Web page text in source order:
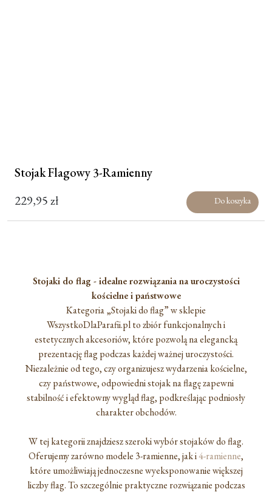
Stojak Flagowy 3-Ramienny
229,95zł Do koszyka
Stojaki do flag - idealne rozwiązania na uroczystości
kościelne i państwowe
Kategoria „Stojaki do flag” w sklepie
WszystkoDlaParafii.pl to zbiór funkcjonalnych i
estetycznych akcesoriów, które pozwolą na elegancką
prezentację flag podczas każdej ważnej uroczystości.
Niezależnie od tego, czy organizujesz wydarzenia kościelne,
czy państwowe, odpowiedni stojak na flagę zapewni
stabilność i efektowny wygląd flag, podkreślając podniosły
charakter obchodów.
W tej kategorii znajdziesz szeroki wybór stojaków do flag.
Oferujemy zarówno modele 3-ramienne, jak i4-ramienne,
które umożliwiają jednoczesne wyeksponowanie większej
liczby flag. To szczególnie praktyczne rozwiązanie podczas